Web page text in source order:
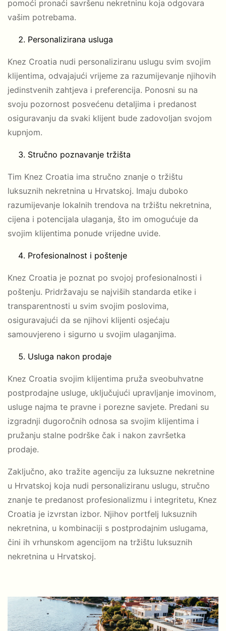
pomoći pronaći savršenu nekretninu koja odgovara
vašim potrebama.
Personalizirana usluga
Knez Croatia nudi personaliziranu uslugu svim svojim
klijentima, odvajajući vrijeme za razumijevanje njihovih
jedinstvenih zahtjeva i preferencija. Ponosni su na
svoju pozornost posvećenu detaljima i predanost
osiguravanju da svaki klijent bude zadovoljan svojom
kupnjom.
Stručno poznavanje tržišta
Tim Knez Croatia ima stručno znanje o tržištu
luksuznih nekretnina u Hrvatskoj. Imaju duboko
razumijevanje lokalnih trendova na tržištu nekretnina,
cijena i potencijala ulaganja, što im omogućuje da
svojim klijentima ponude vrijedne uvide.
Profesionalnost i poštenje
Knez Croatia je poznat po svojoj profesionalnosti i
poštenju. Pridržavaju se najviših standarda etike i
transparentnosti u svim svojim poslovima,
osiguravajući da se njihovi klijenti osjećaju
samouvjereno i sigurno u svojim ulaganjima.
Usluga nakon prodaje
Knez Croatia svojim klijentima pruža sveobuhvatne
postprodajne usluge, uključujući upravljanje imovinom,
usluge najma te pravne i porezne savjete. Predani su
izgradnji dugoročnih odnosa sa svojim klijentima i
pružanju stalne podrške čak i nakon završetka
prodaje.
Zaključno, ako tražite agenciju za luksuzne nekretnine
u Hrvatskoj koja nudi personaliziranu uslugu, stručno
znanje te predanost profesionalizmu i integritetu, Knez
Croatia je izvrstan izbor. Njihov portfelj luksuznih
nekretnina, u kombinaciji s postprodajnim uslugama,
čini ih vrhunskom agencijom na tržištu luksuznih
nekretnina u Hrvatskoj.